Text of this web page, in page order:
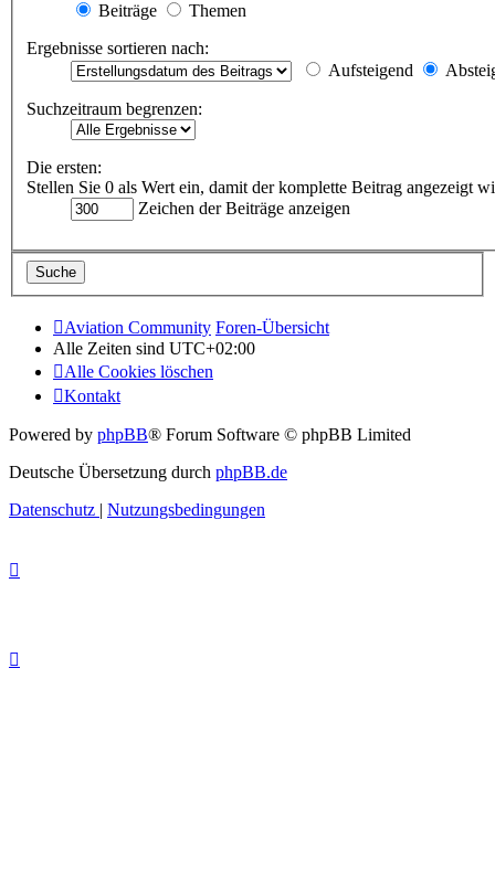
Beiträge
Themen
Ergebnisse sortieren nach:
Aufsteigend
Suchzeitraum begrenzen:
Die ersten:
Stellen Sie 0 als Wert ein, damit der komplette Beitrag angezeigt
Zeichen der Beiträge anzeigen
Aviation Community Foren-Übersicht
Alle Zeiten sind UTC+02:00
Alle Cookies löschen
Kontakt
Powered by phpBB® Forum Software © phpBB Limited
Deutsche Übersetzung durch phpBB.de
Datenschutz | Nutzungsbedingungen